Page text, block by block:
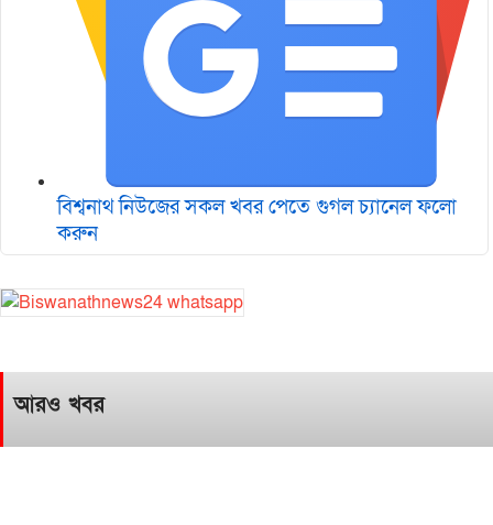
বিশ্বনাথ নিউজের সকল খবর পেতে গুগল চ‌্যানেল ফলো
করুন
আরও খবর